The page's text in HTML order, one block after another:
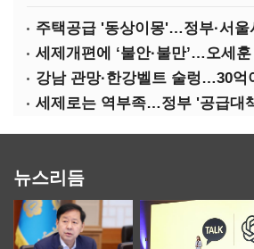
세제로는 역부족…정부 '공급대
뉴스리듬